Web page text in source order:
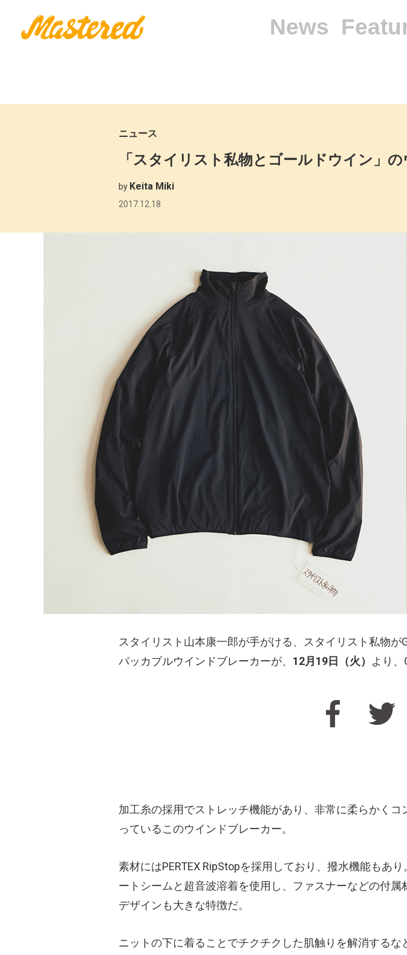
News
ニュース
「スタイリスト私物とゴールドウイン」
by Keita Miki
2017.12.18
スタイリスト山本康一郎が手がける、スタイリスト私物
パッカブルウインドブレーカーが、 12月19日（火） より、
加工糸の採用でストレッチ機能があり、非常に柔らかくコ
っているこのウインドブレーカー。
素材にはPERTEX RipStopを採用しており、撥水機能もあ
ートシームと超音波溶着を使用し、ファスナーなどの付属
デザインも大きな特徴だ。
ニットの下に着ることでチクチクした肌触りを解消するな